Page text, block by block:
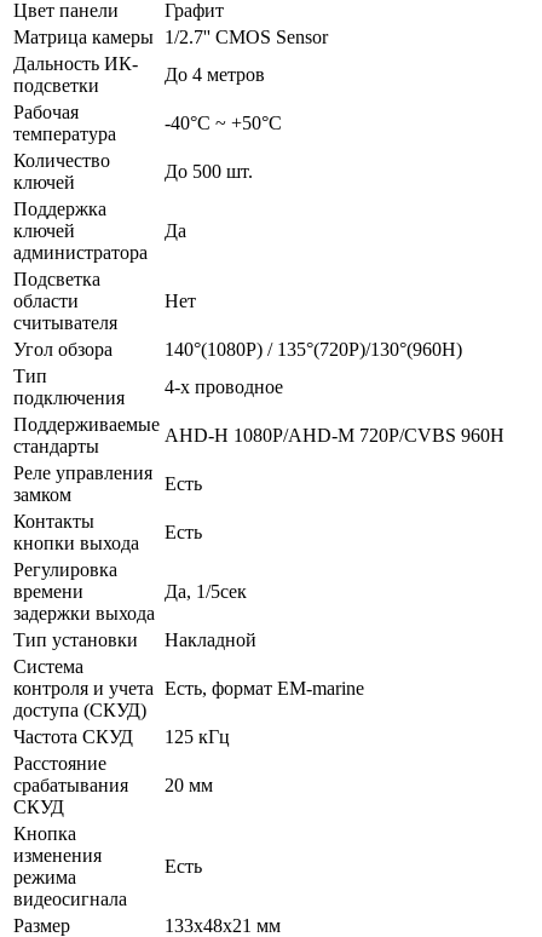
Цвет панели
Графит
Матрица камеры 1/2.7'' CMOS Sensor
Дальность ИК-
подсветки
До 4 метров
Рабочая
температура
-40°С ~ +50°С
Количество
ключей
До 500 шт.
Поддержка
ключей
администратора
Да
Подсветка
области
считывателя
Нет
Угол обзора
140°(1080P) / 135°(720P)/130°(960H)
Тип
подключения
4-х проводное
Поддерживаемые
стандарты
AHD-H 1080P/AHD-M 720P/CVBS 960H
Реле управления
замком
Есть
Контакты
кнопки выхода
Есть
Регулировка
времени
задержки выхода
Да, 1/5сек
Тип установки
Накладной
Система
контроля и учета
доступа (СКУД)
Есть, формат EM-marine
Частота СКУД
125 кГц
Расстояние
срабатывания
СКУД
20 мм
Кнопка
изменения
режима
видеосигнала
Есть
Размер
133х48х21 мм